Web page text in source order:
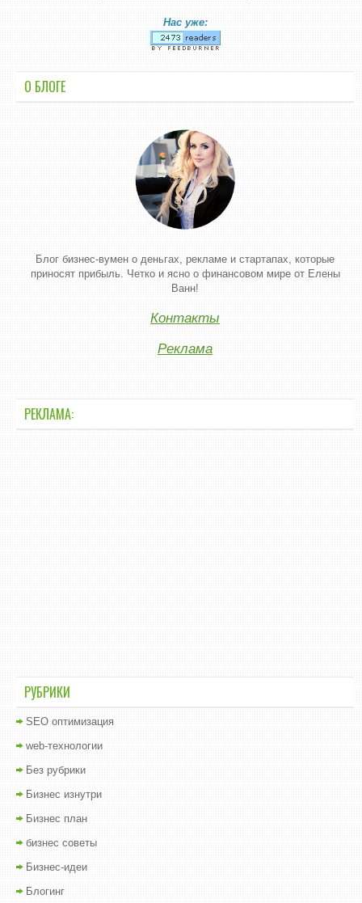
Нас уже:
О БЛОГЕ
Блог бизнес-вумен о деньгах, рекламе и стартапах, которые
приносят прибыль. Четко и ясно о финансовом мире от Елены
Ванн!
Контакты
Реклама
РЕКЛАМА:
РУБРИКИ
SEO оптимизация
web-технологии
Без рубрики
Бизнес изнутри
Бизнес план
бизнес советы
Бизнес-идеи
Блогинг